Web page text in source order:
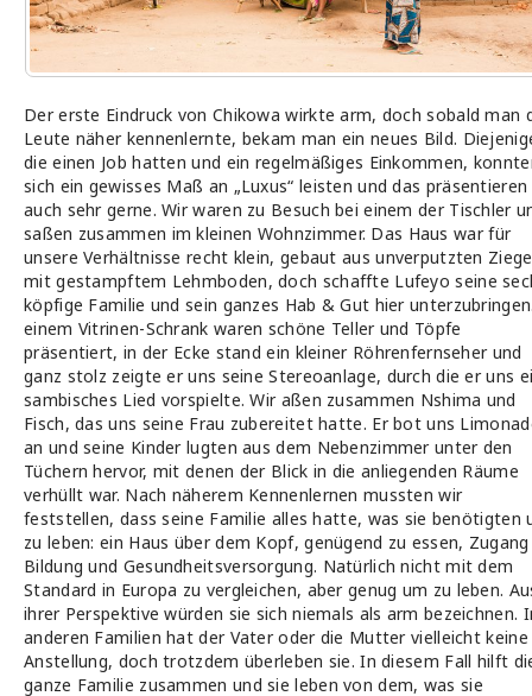
Der erste Eindruck von Chikowa wirkte arm, doch sobald man
Leute näher kennenlernte, bekam man ein neues Bild.
die einen Job hatten und ein regelmäßiges Einkommen,
sich ein gewisses Maß an „Luxus“ leisten und das präsentieren
auch sehr gerne. Wir waren zu Besuch bei einem der Tischler
saßen zusammen im kleinen Wohnzimmer. Das Haus war für
unsere Verhältnisse recht klein, gebaut aus unverputzten
mit gestampftem Lehmboden, doch schaffte Lufeyo seine
köpfige Familie und sein ganzes Hab & Gut hier
einem Vitrinen-Schrank waren schöne Teller und Töpfe
präsentiert, in der Ecke stand ein kleiner Röhrenfernseher und
ganz stolz zeigte er uns seine Stereoanlage, durch die er uns
sambisches Lied vorspielte. Wir aßen zusammen Nshima und
Fisch, das uns seine Frau zubereitet hatte. Er bot uns
an und seine Kinder lugten aus dem Nebenzimmer unter den
Tüchern hervor, mit denen der Blick in die anliegenden Räume
verhüllt war. Nach näherem Kennenlernen mussten wir
feststellen, dass seine Familie alles hatte, was sie benötigten
zu leben: ein Haus über dem Kopf, genügend zu essen,
Bildung und Gesundheitsversorgung. Natürlich nicht mit dem
Standard in Europa zu vergleichen, aber genug um zu leben.
ihrer Perspektive würden sie sich niemals als arm bezeichnen.
anderen Familien hat der Vater oder die Mutter vielleicht keine
Anstellung, doch trotzdem überleben sie. In diesem Fall hilft
ganze Familie zusammen und sie leben von dem, was sie